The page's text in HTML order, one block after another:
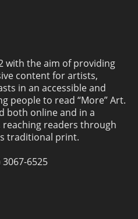
with the aim of providing
content for artists,
in an accessible and
people to read “More” Art.
both online and in a
readers through
traditional print.
6525